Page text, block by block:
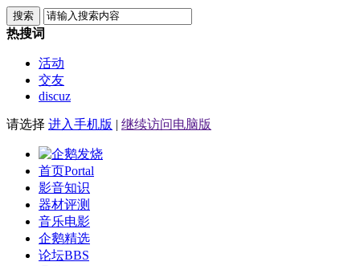
搜索
热搜词
活动
交友
discuz
请选择 进入手机版 | 继续访问电脑版
首页Portal
影音知识
器材评测
音乐电影
企鹅精选
论坛BBS